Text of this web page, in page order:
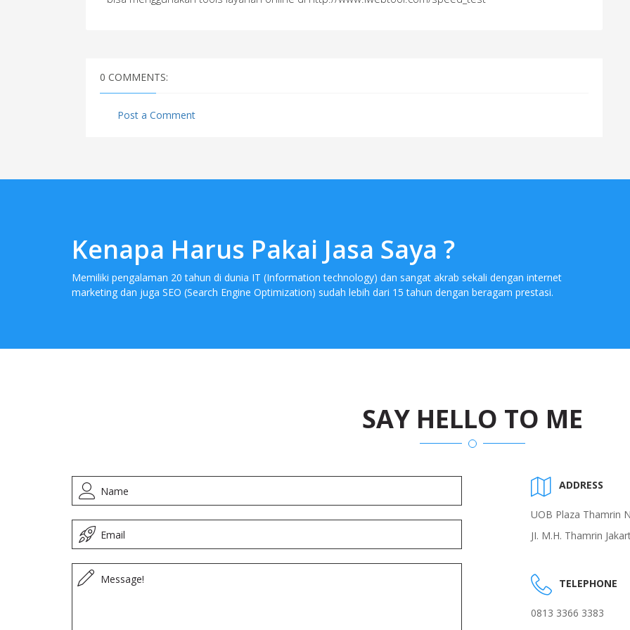
0 COMMENTS:
Post a Comment
Kenapa Harus Pakai Jasa Saya ?
Memiliki pengalaman 20 tahun di dunia IT (Information technology) dan sangat akrab sekali dengan internet
marketing dan juga SEO (Search Engine Optimization) sudah lebih dari 15 tahun dengan beragam prestasi.
SAY HELLO TO ME
ADDRESS
UOB Plaza Thamrin
JI. M.H. Thamrin
TELEPHONE
0813 3366 3383